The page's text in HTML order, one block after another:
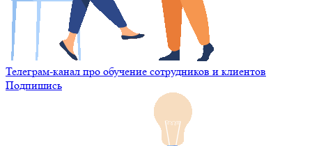
Телеграм-канал про обучение сотрудников и клиентов
Подпишись